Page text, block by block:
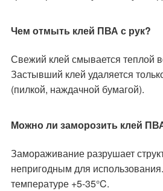
Чем отмыть клей ПВА с рук?
Свежий клей смывается теплой
Застывший клей удаляется
(пилкой, наждачной бумагой).
Можно ли заморозить клей
Замораживание разрушает
непригодным для
температуре +5-35°C.